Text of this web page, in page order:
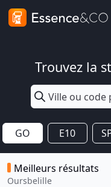
Trouvez la
GO E10
Meilleurs résultats
Oursbelille